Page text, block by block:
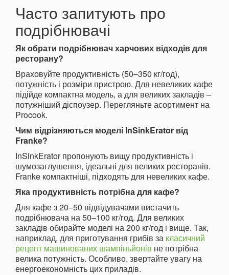
Часто запитують про
подрібнювачі
Як обрати подрібнювач харчових відходів для
ресторану?
Враховуйте продуктивність (50–350 кг/год),
потужність і розміри пристрою. Для невеликих кафе
підійде компактна модель, а для великих закладів –
потужніший діспоузер. Перегляньте асортимент на
Procook.
Чим відрізняються моделі InSinkErator від
Franke?
InSinkErator пропонують вищу продуктивність і
шумозаглушення, ідеальні для великих ресторанів.
Franke компактніші, підходять для невеликих кафе.
Яка продуктивність потрібна для кафе?
Для кафе з 20–50 відвідувачами вистачить
подрібнювача на 50–100 кг/год. Для великих
закладів обирайте моделі на 200 кг/год і вище. Так,
наприклад, для приготування грибів за класичний
рецепт машинованих шампіньйонів не потрібна
велика потужність. Особливо, звертайте увагу на
енергоекономність цих приладів.